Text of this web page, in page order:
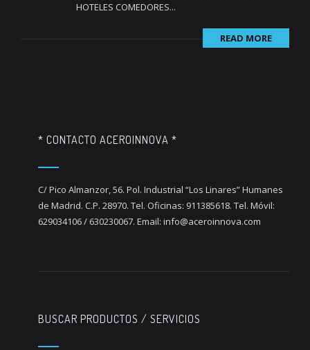
HOTELES COMEDORES...
READ MORE
* CONTACTO ACEROINNOVA *
C/ Pico Almanzor, 56. Pol. Industrial “Los Linares” Humanes
de Madrid. C.P. 28970. Tel. Oficinas: 911385618. Tel. Móvil:
629034106 / 630230067. Email: info@aceroinnova.com
BUSCAR PRODUCTOS / SERVICIOS